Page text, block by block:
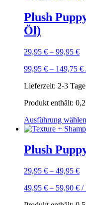
Plush
Öl)
29,95 € – 99,95 €
99,95 € – 149,75 €
Lieferzeit: 2-3 Tage
Produkt enthält: 0,2
Ausführung wählen
Plush
29,95 € – 49,95 €
49,95 € – 59,90 € /